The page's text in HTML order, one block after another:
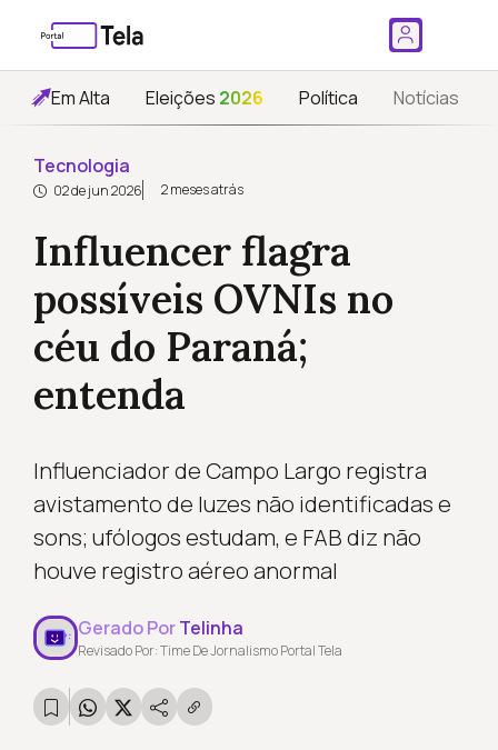
Em Alta Eleições 2026 Política Notícias
Tecnologia
02 de jun 2026 2 meses atrás
Influencer flagra
possíveis OVNIs no
céu do Paraná;
entenda
Influenciador de Campo Largo registra
avistamento de luzes não identificadas e
sons; ufólogos estudam, e FAB diz não
houve registro aéreo anormal
Gerado PorTelinha
Revisado Por: Time De Jornalismo Portal Tela